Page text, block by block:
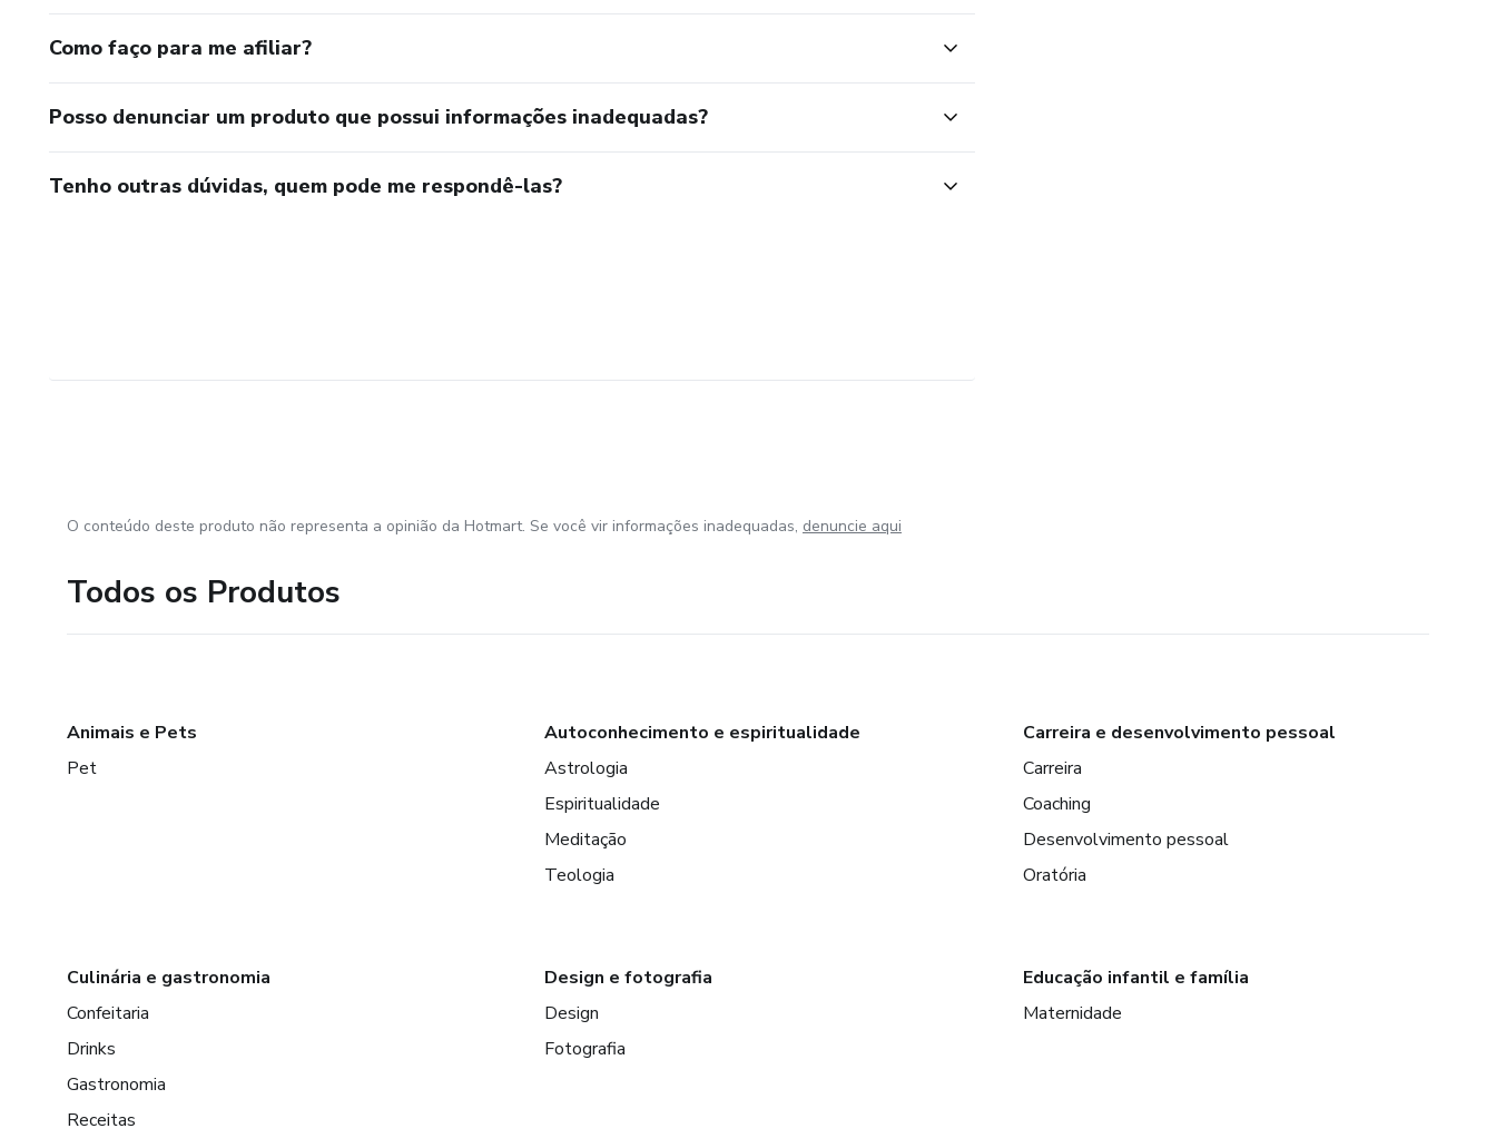
Como faço para me afiliar?
Posso denunciar um produto que possui informações inadequadas?
Tenho outras dúvidas, quem pode me respondê-las?
O conteúdo deste produto não representa a opinião da Hotmart. Se você vir informações inadequadas, denuncie aqui
Todos os Produtos
Animais e Pets
Pet
Autoconhecimento e espiritualidade
Astrologia
Espiritualidade
Meditação
Teologia
Carreira e desenvolvimento pessoal
Carreira
Coaching
Desenvolvimento pessoal
Oratória
Culinária e gastronomia
Confeitaria
Drinks
Gastronomia
Receitas
Design e fotografia
Design
Fotografia
Educação infantil e família
Maternidade